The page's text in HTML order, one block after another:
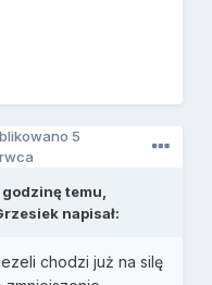
5
godzinę temu,
napisał:
chodzi już na silę